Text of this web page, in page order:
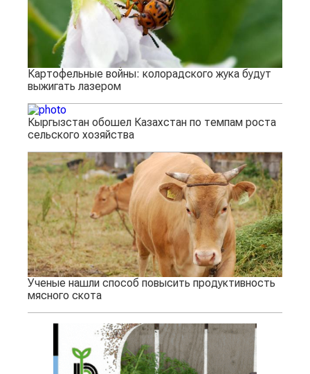
Картофельные войны: колорадского жука будут
выжигать лазером
Кыргызстан обошел Казахстан по темпам роста
сельского хозяйства
Ученые нашли способ повысить продуктивность
мясного скота